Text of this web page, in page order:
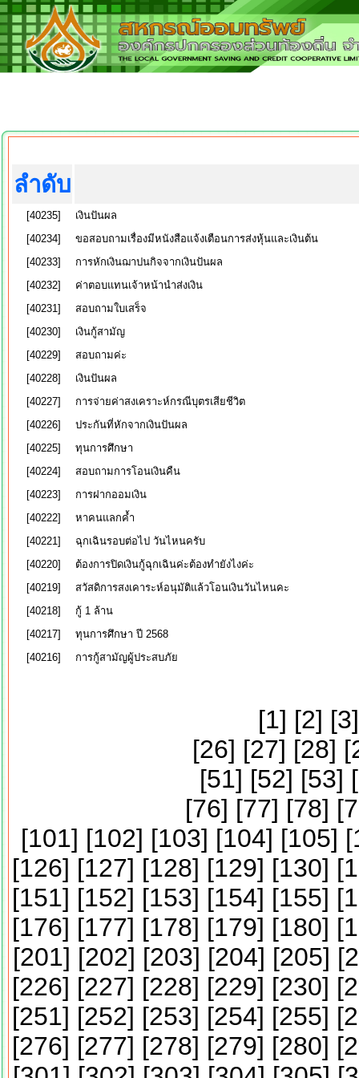
ลำดับ
[40235]
เงินปันผล
[40234]
ขอสอบถามเรื่องมีหนังสือแจ้งเตือนการส่งหุ้นและเงินต้น
[40233]
การหักเงินฌาปนกิจจากเงินปันผล
[40232]
ค่าตอบแทนเจ้าหน้านำส่งเงิน
[40231]
สอบถามใบเสร็จ
[40230]
เงินกู้สามัญ
[40229]
สอบถามค่ะ
[40228]
เงินปันผล
[40227]
การจ่ายค่าสงเคราะห์กรณีบุตรเสียชีวิต
[40226]
ประกันที่หักจากเงินปันผล
[40225]
ทุนการศึกษา
[40224]
สอบถามการโอนเงินคืน
[40223]
การฝากออมเงิน
[40222]
หาคนแลกค้ำ
[40221]
ฉุกเฉินรอบต่อไป วันไหนครับ
[40220]
ต้องการปิดเงินกู้ฉุกเฉินค่ะต้องทำยังไงค่ะ
[40219]
สวัสดิการสงเคาระห์อนุมัติแล้วโอนเงินวันไหนคะ
[40218]
กู้ 1 ล้าน
[40217]
ทุนการศึกษา ปี 2568
[40216]
การกู้สามัญผู้ประสบภัย
[1] [2] [3
[26] [27] [28] [
[51] [52] [53] [
[76] [77] [78] [
[101] [102] [103] [104] [105] [
[126] [127] [128] [129] [130] [
[151] [152] [153] [154] [155] [
[176] [177] [178] [179] [180] [
[201] [202] [203] [204] [205] [
[226] [227] [228] [229] [230] [
[251] [252] [253] [254] [255] [
[276] [277] [278] [279] [280] [